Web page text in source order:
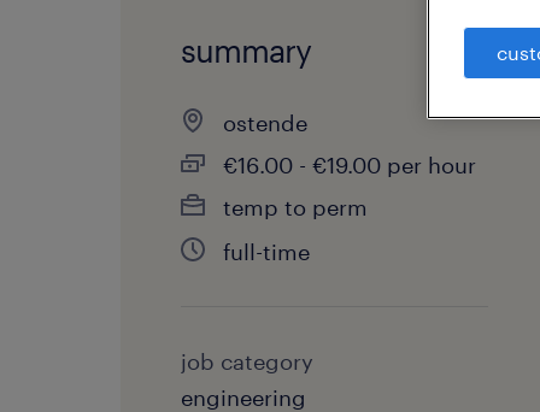
summary
ostende
€16.00 - €19.00 per hour
temp to perm
full-time
job category
engineering